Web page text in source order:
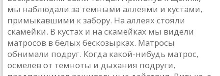
мы наблюдали за темными аллеями и кустами,
примыкавшими к забору. На аллеях стояли
скамейки. В кустах и на скамейках мы видели
матросов в белых бескозырках. Матросы
обнимали подруг. Когда какой-нибудь матрос,
осмелев от темноты и дыхания подруги,